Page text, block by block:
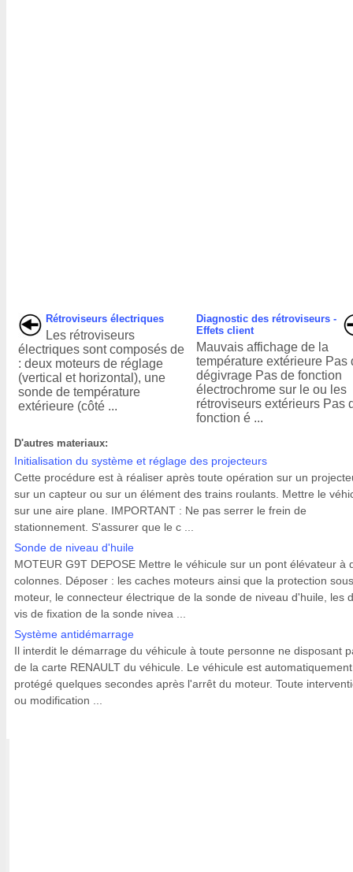
Rétroviseurs électriques
Les rétroviseurs
électriques sont composés de
: deux moteurs de réglage
(vertical et horizontal), une
sonde de température
extérieure (côté ...
Diagnostic des rétroviseurs -
Effets client
Mauvais affichage de la
température extérieure Pas
dégivrage Pas de fonction
électrochrome sur le ou les
rétroviseurs extérieurs Pas
fonction é ...
D'autres materiaux:
Initialisation du système et réglage des projecteurs
Cette procédure est à réaliser après toute opération sur un
sur un capteur ou sur un élément des trains roulants. Mettre le
sur une aire plane. IMPORTANT : Ne pas serrer le frein de
stationnement. S'assurer que le c ...
Sonde de niveau d'huile
MOTEUR G9T DEPOSE Mettre le véhicule sur un pont élévateur à
colonnes. Déposer : les caches moteurs ainsi que la protection sous
moteur, le connecteur électrique de la sonde de niveau d'huile, les
vis de fixation de la sonde nivea ...
Système antidémarrage
Il interdit le démarrage du véhicule à toute personne ne disposant
de la carte RENAULT du véhicule. Le véhicule est automatiquement
protégé quelques secondes après l'arrêt du moteur. Toute
ou modification ...